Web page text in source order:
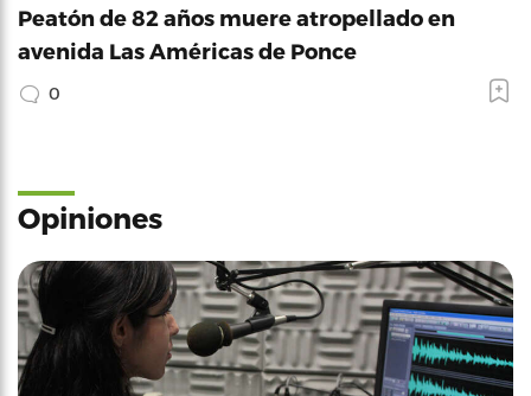
Peatón de 82 años muere atropellado en
avenida Las Américas de Ponce
0
Opiniones